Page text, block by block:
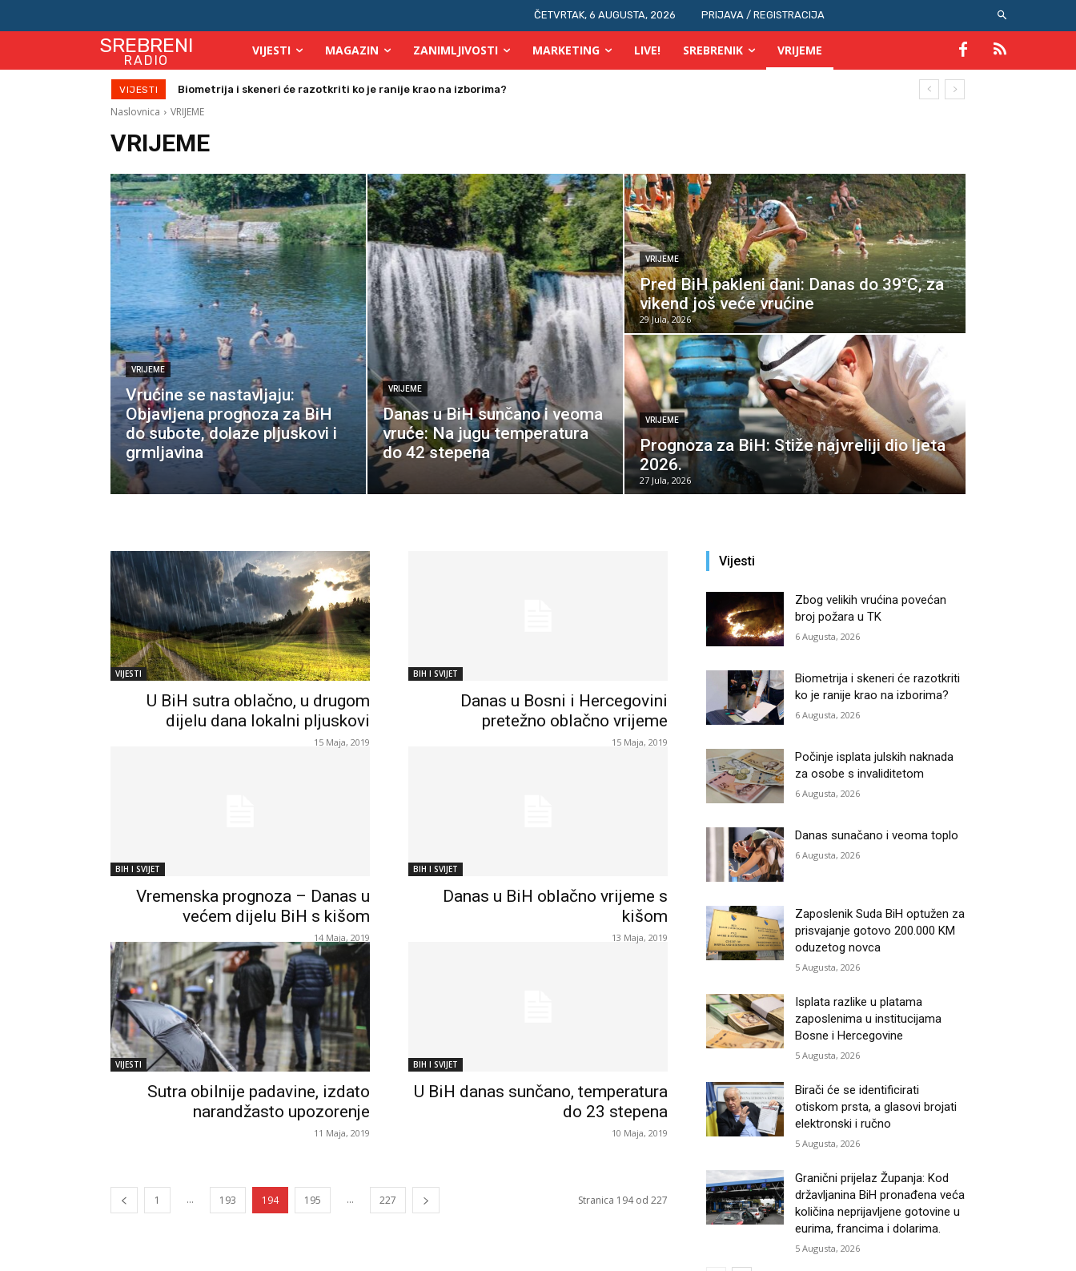
ČETVRTAK, 6 AUGUSTA, 2026 PRIJAVA / REGISTRACIJA
SREBRENI
RADIO
VIJESTI MAGAZIN ZANIMLJIVOSTI MARKETING LIVE! SREBRENIK VRIJEME
VIJESTI Počinje isplata julskih naknada za osobe s invaliditetom
Naslovnica VRIJEME
VRIJEME
VRIJEME
Vrućine se nastavljaju:
Objavljena prognoza za BiH
do subote, dolaze pljuskovi i
grmljavina
VRIJEME
Danas u BiH sunčano i veoma
vruće: Na jugu temperatura
do 42 stepena
VRIJEME
Pred BiH pakleni dani: Danas do 39°C, za
vikend još veće vrućine
29 Jula, 2026
VRIJEME
Prognoza za BiH: Stiže najvreliji dio ljeta
2026.
27 Jula, 2026
VIJESTI
U BiH sutra oblačno, u drugom
dijelu dana lokalni pljuskovi
15 Maja, 2019
BIH I SVIJET
Danas u Bosni i Hercegovini
pretežno oblačno vrijeme
15 Maja, 2019
BIH I SVIJET
Vremenska prognoza – Danas u
većem dijelu BiH s kišom
14 Maja, 2019
BIH I SVIJET
Danas u BiH oblačno vrijeme s
kišom
13 Maja, 2019
VIJESTI
Sutra obilnije padavine, izdato
narandžasto upozorenje
11 Maja, 2019
BIH I SVIJET
U BiH danas sunčano, temperatura
do 23 stepena
10 Maja, 2019
1 ... 193 194 195 ... 227 Stranica 194 od 227
Vijesti
Zbog velikih vrućina povećan
broj požara u TK
6 Augusta, 2026
Biometrija i skeneri će razotkriti
ko je ranije krao na izborima?
6 Augusta, 2026
Počinje isplata julskih naknada
za osobe s invaliditetom
6 Augusta, 2026
Danas sunačano i veoma toplo
6 Augusta, 2026
Zaposlenik Suda BiH optužen za
prisvajanje gotovo 200.000 KM
oduzetog novca
5 Augusta, 2026
Isplata razlike u platama
zaposlenima u institucijama
Bosne i Hercegovine
5 Augusta, 2026
Birači će se identificirati
otiskom prsta, a glasovi brojati
elektronski i ručno
5 Augusta, 2026
Granični prijelaz Županja: Kod
državljanina BiH pronađena veća
količina neprijavljene gotovine u
eurima, francima i dolarima.
5 Augusta, 2026